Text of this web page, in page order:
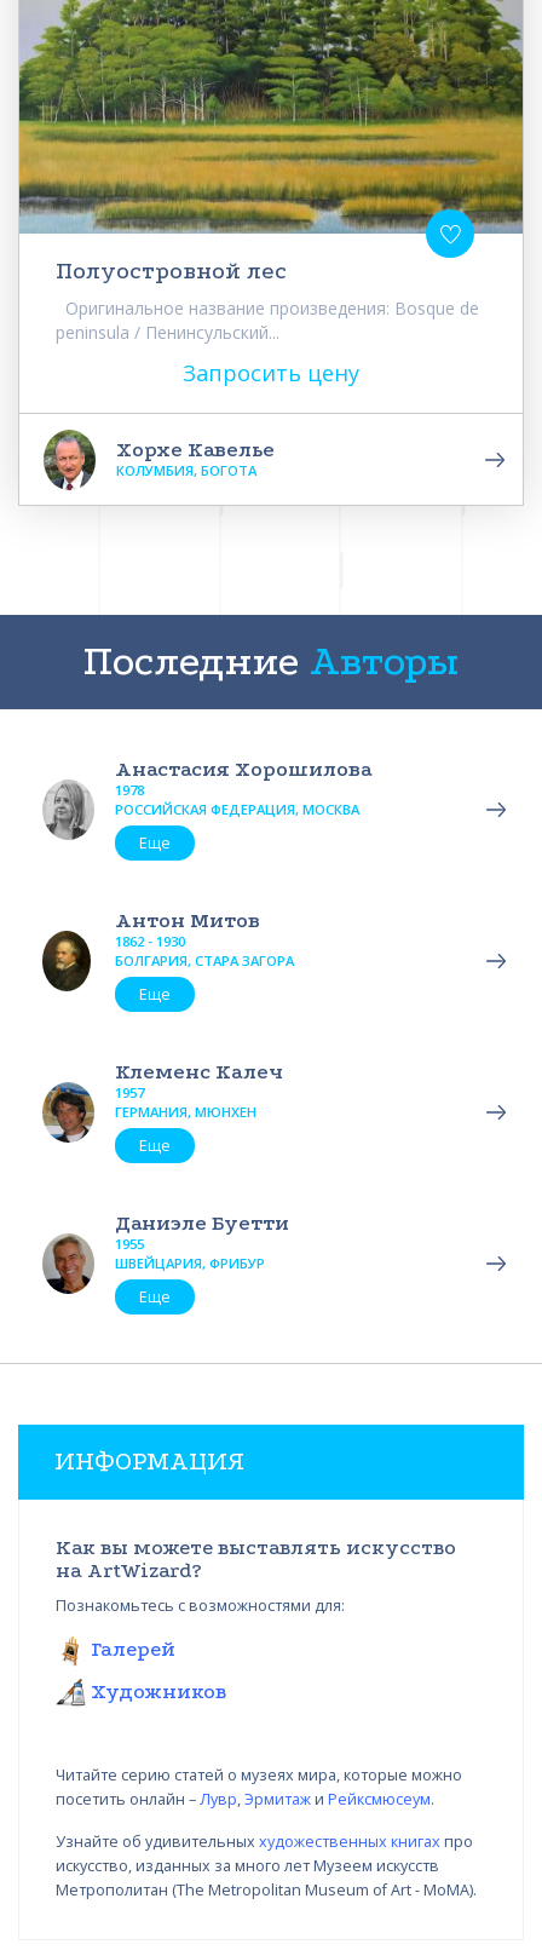
Полуостровной лес
Оригинальное название произведения: Bosque de
peninsula / Пенинсульский...
Запросить цену
Хорхе Кавелье
КОЛУМБИЯ, БОГОТА
Последние Авторы
Анастасия Хорошилова
1978
РОССИЙСКАЯ ФЕДЕРАЦИЯ, МОСКВА
Еще
Антон Митов
1862 - 1930
БОЛГАРИЯ, СТАРА ЗАГОРА
Еще
Клеменс Калеч
1957
ГЕРМАНИЯ, МЮНХЕН
Еще
Даниэле Буетти
1955
ШВЕЙЦАРИЯ, ФРИБУР
Еще
ИНФОРМАЦИЯ
Как вы можете выставлять искусство
на ArtWizard?
Познакомьтесь с возможностями для:
Галерей
Художников
Читайте серию статей о музеях мира, которые можно
посетить онлайн –Лувр,Эрмитажи Рейксмюсеум.
Узнайте об удивительных художественных книгах про
искусство, изданных за много лет Музеем искусств
Метрополитан (The Metropolitan Museum of Art - MoMA).